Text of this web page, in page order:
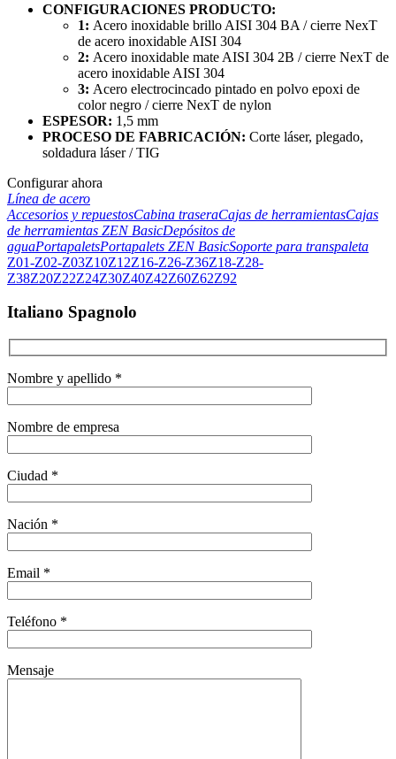
CONFIGURACIONES PRODUCTO:
1: Acero inoxidable brillo AISI 304 BA / cierre NexT
de acero inoxidable AISI 304
2: Acero inoxidable mate AISI 304 2B / cierre NexT de
acero inoxidable AISI 304
3: Acero electrocincado pintado en polvo epoxi de
color negro / cierre NexT de nylon
ESPESOR: 1,5 mm
PROCESO DE FABRICACIÓN: Corte láser, plegado,
soldadura láser / TIG
Configurar ahora
Línea de acero
Accesorios y repuestosCabina traseraCajas de herramientasCajas
de herramientas ZEN BasicDepósitos de
aguaPortapaletsPortapalets ZEN BasicSoporte para transpaleta
Z01-Z02-Z03Z10Z12Z16-Z26-Z36Z18-Z28-
Z38Z20Z22Z24Z30Z40Z42Z60Z62Z92
Italiano Spagnolo
Nombre y apellido *
Nombre de empresa
Ciudad *
Nación *
Email *
Teléfono *
Mensaje